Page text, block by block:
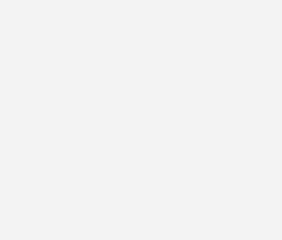
und Neuigkeiten, gebündelt und
bin ich damit einverstanden, über
Angebote